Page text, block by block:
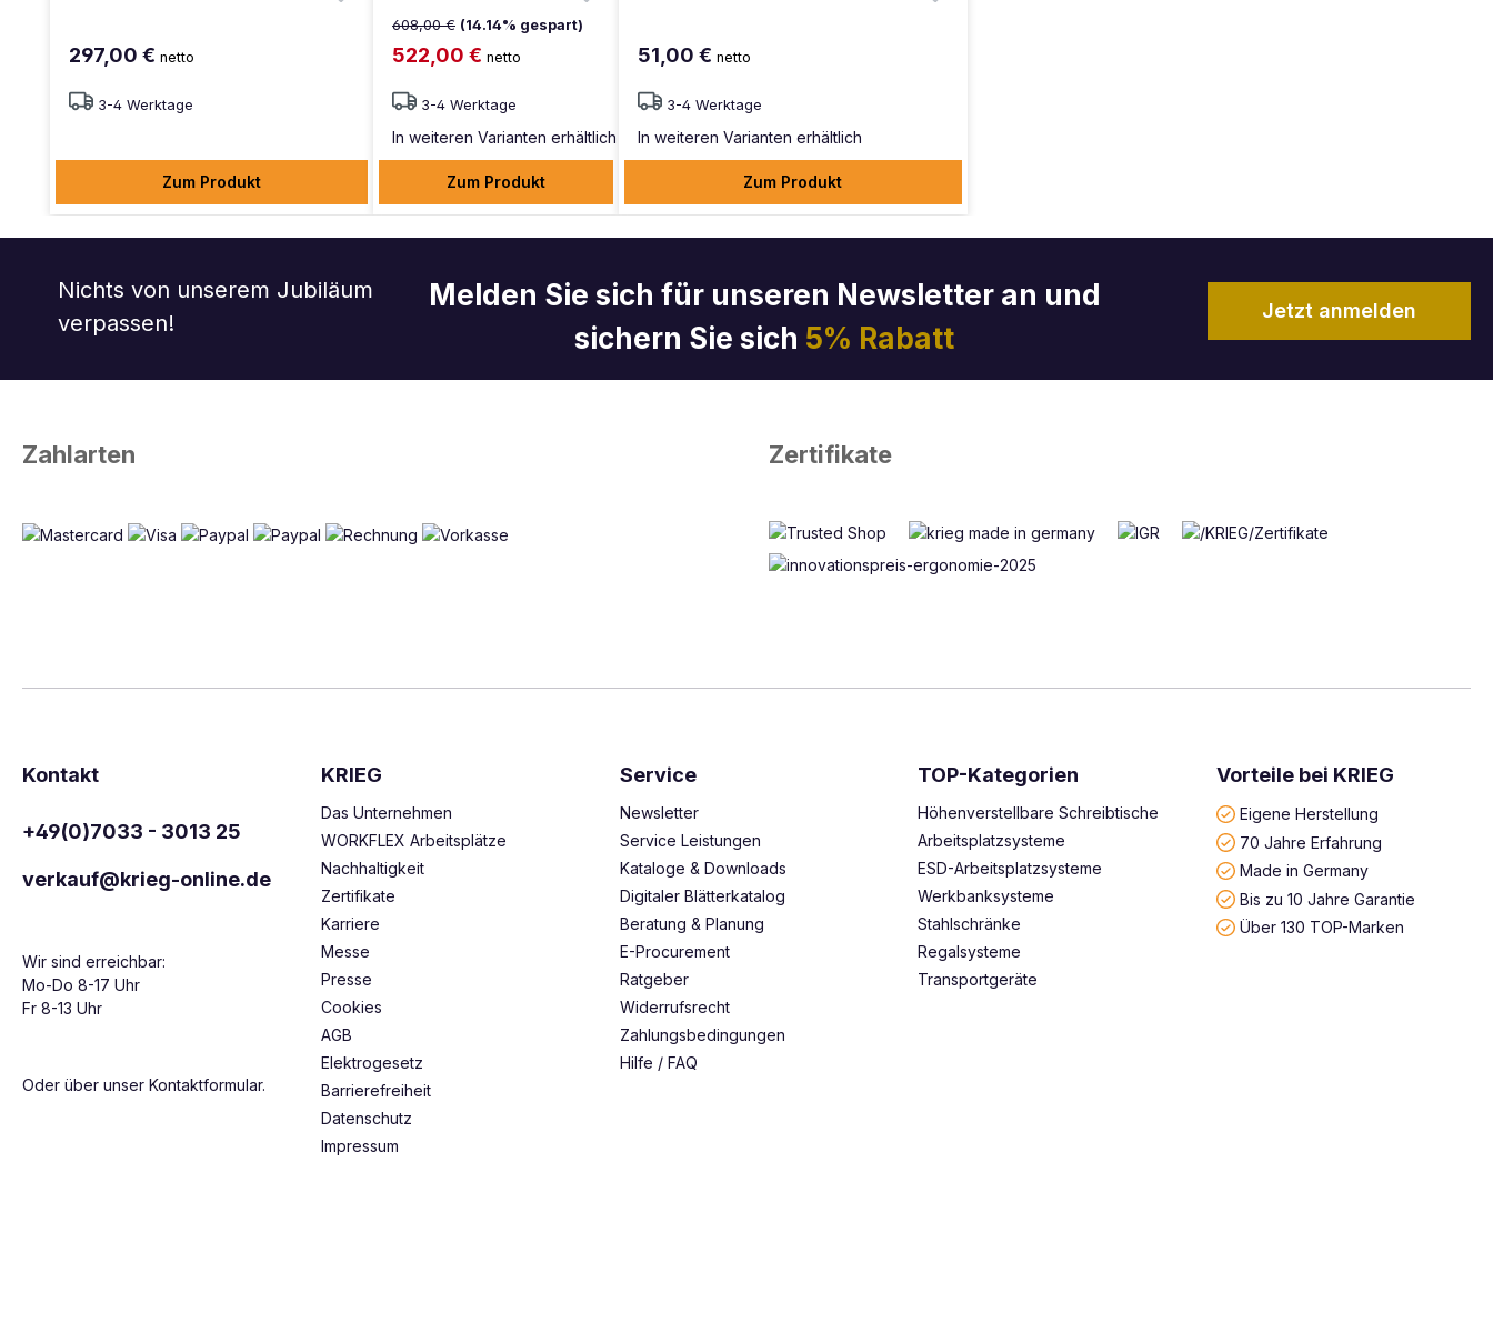
297,00 € netto
3-4 Werktage
Zum Produkt
608,00 € (14.14% gespart)
522,00 € netto
3-4 Werktage
In weiteren Varianten erhältlich
Zum Produkt
51,00 € netto
3-4 Werktage
In weiteren Varianten erhältlich
Zum Produkt
Nichts von unserem Jubiläum
verpassen!
Melden Sie sich für unseren Newsletter an und
sichern Sie sich 5% Rabatt
Jetzt anmelden
Zahlarten Zertifikate
Kontakt
+49(0)7033 - 3013 25
verkauf@krieg-online.de
Wir sind erreichbar:
Mo-Do 8-17 Uhr
Fr 8-13 Uhr
Oder über unser Kontaktformular.
KRIEG
Das Unternehmen
WORKFLEX Arbeitsplätze
Nachhaltigkeit
Zertifikate
Karriere
Messe
Presse
Cookies
AGB
Elektrogesetz
Barrierefreiheit
Datenschutz
Impressum
Service
Newsletter
Service Leistungen
Kataloge & Downloads
Digitaler Blätterkatalog
Beratung & Planung
E-Procurement
Ratgeber
Widerrufsrecht
Zahlungsbedingungen
Hilfe / FAQ
TOP-Kategorien
Höhenverstellbare Schreibtische
Arbeitsplatzsysteme
ESD-Arbeitsplatzsysteme
Werkbanksysteme
Stahlschränke
Regalsysteme
Transportgeräte
Vorteile bei KRIEG
Eigene Herstellung
70 Jahre Erfahrung
Made in Germany
Bis zu 10 Jahre Garantie
Über 130 TOP-Marken